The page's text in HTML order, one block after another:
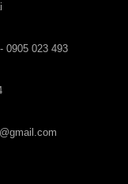
0905 023 493